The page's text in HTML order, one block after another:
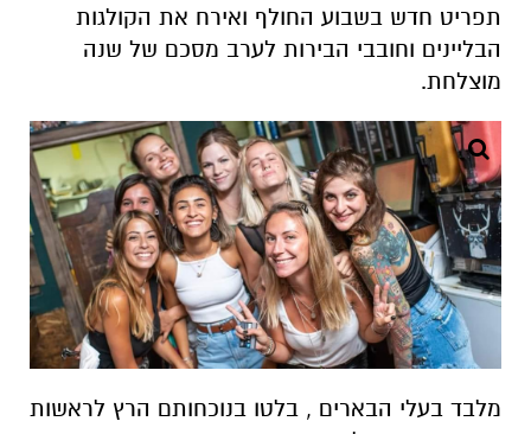
תפריט חדש בשבוע החולף ואירח את הקולגות
הבליינים וחובבי הבירות לערב מסכם של שנה
מוצלחת.
מלבד בעלי הבארים , בלטו בנוכחותם הרץ לראשות